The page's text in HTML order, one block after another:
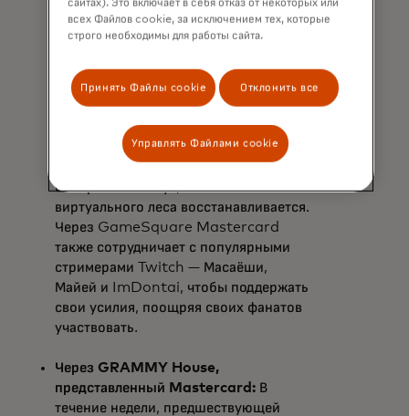
сотрудничестве с GameSquare
Mastercard запустит игровой режим
в движке UEFN Fortnite под
названием Restore the Forest
Speedrun, который позволит игрокам
соревноваться друг с другом,
создавая виртуальные деревья и
другие растения во время
прохождения звукового курса. Чем
быстрее они бегут, тем больше
виртуального леса восстанавливается.
Через GameSquare Mastercard
также сотрудничает с популярными
стримерами Twitch — Масаёши,
Майей и ImDontai, чтобы поддержать
свои усилия, поощряя своих фанатов
участвовать.
Через GRAMMY House,
представленный Mastercard: В
течение недели, предшествующей
сайтах). Это включает в себя отказ от некоторых или
всех Файлов cookie, за исключением тех, которые
строго необходимы для работы сайта.
Принять Файлы cookie Отклонить все
Управлять Файлами cookie